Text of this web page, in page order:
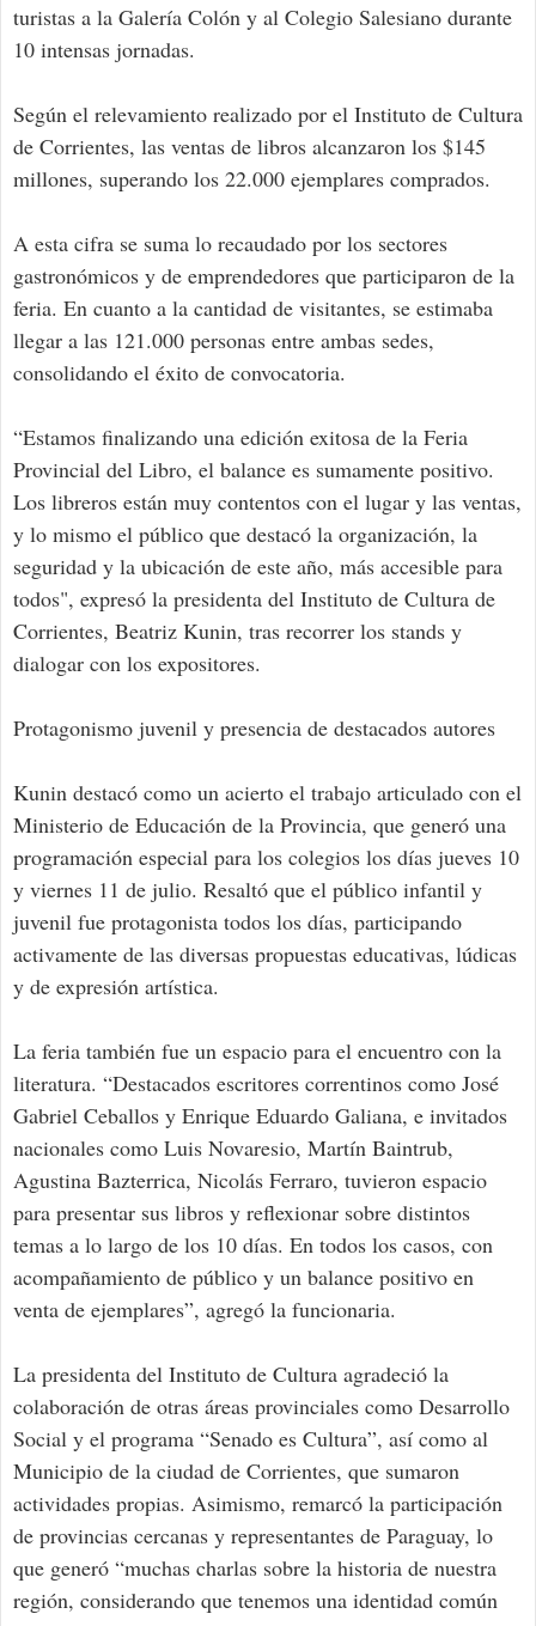
turistas a la Galería Colón y al Colegio Salesiano durante
10 intensas jornadas.
Según el relevamiento realizado por el Instituto de Cultura
de Corrientes, las ventas de libros alcanzaron los $145
millones, superando los 22.000 ejemplares comprados.
A esta cifra se suma lo recaudado por los sectores
gastronómicos y de emprendedores que participaron de la
feria. En cuanto a la cantidad de visitantes, se estimaba
llegar a las 121.000 personas entre ambas sedes,
consolidando el éxito de convocatoria.
“Estamos finalizando una edición exitosa de la Feria
Provincial del Libro, el balance es sumamente positivo.
Los libreros están muy contentos con el lugar y las ventas,
y lo mismo el público que destacó la organización, la
seguridad y la ubicación de este año, más accesible para
todos", expresó la presidenta del Instituto de Cultura de
Corrientes, Beatriz Kunin, tras recorrer los stands y
dialogar con los expositores.
Protagonismo juvenil y presencia de destacados autores
Kunin destacó como un acierto el trabajo articulado con el
Ministerio de Educación de la Provincia, que generó una
programación especial para los colegios los días jueves 10
y viernes 11 de julio. Resaltó que el público infantil y
juvenil fue protagonista todos los días, participando
activamente de las diversas propuestas educativas, lúdicas
y de expresión artística.
La feria también fue un espacio para el encuentro con la
literatura. “Destacados escritores correntinos como José
Gabriel Ceballos y Enrique Eduardo Galiana, e invitados
nacionales como Luis Novaresio, Martín Baintrub,
Agustina Bazterrica, Nicolás Ferraro, tuvieron espacio
para presentar sus libros y reflexionar sobre distintos
temas a lo largo de los 10 días. En todos los casos, con
acompañamiento de público y un balance positivo en
venta de ejemplares”, agregó la funcionaria.
La presidenta del Instituto de Cultura agradeció la
colaboración de otras áreas provinciales como Desarrollo
Social y el programa “Senado es Cultura”, así como al
Municipio de la ciudad de Corrientes, que sumaron
actividades propias. Asimismo, remarcó la participación
de provincias cercanas y representantes de Paraguay, lo
que generó “muchas charlas sobre la historia de nuestra
región, considerando que tenemos una identidad común